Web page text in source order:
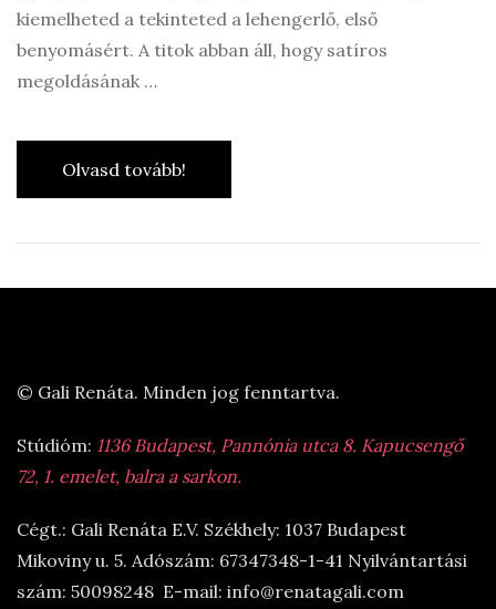
kiemelheted a tekinteted a lehengerlő, első
benyomásért. A titok abban áll, hogy satíros
megoldásának …
Olvasd tovább!
© Gali Renáta. Minden jog fenntartva.
Stúdióm: 1136 Budapest, Pannónia utca 8. Kapucsengő
72, 1. emelet, balra a sarkon.
Cégt.: Gali Renáta E.V. Székhely: 1037 Budapest
Mikoviny u. 5. Adószám: 67347348-1-41 Nyilvántartási
szám: 50098248 E-mail: info@renatagali.com